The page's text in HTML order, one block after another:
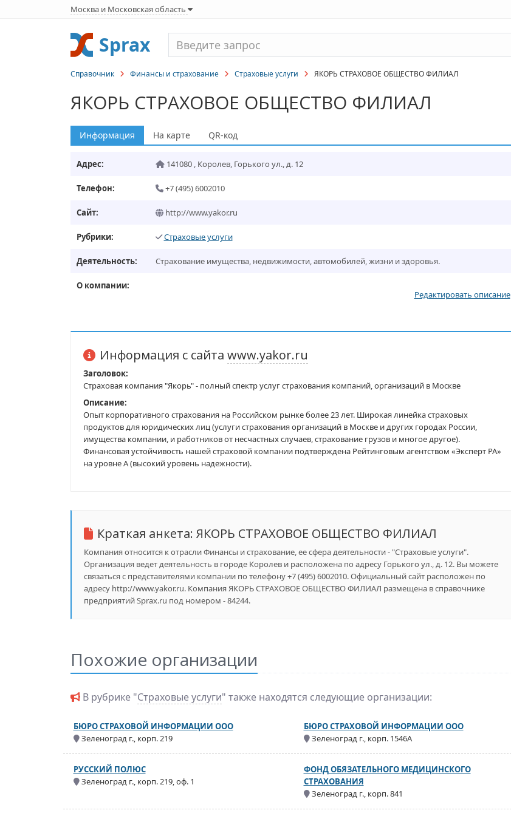
Москва и Московская область
Sprax
Справочник Финансы и страхование Страховые услуги ЯКОРЬ СТРАХОВОЕ ОБЩЕСТВО ФИЛИАЛ
ЯКОРЬ СТРАХОВОЕ ОБЩЕСТВО ФИЛИАЛ
Информация На карте QR-код
Адрес: 141080, Королев, Горького ул., д. 12
Телефон: +7 (495) 6002010
Сайт: http://www.yakor.ru
Рубрики: Страховые услуги
Деятельность: Страхование имущества, недвижимости, автомобилей, жизни и здоровья.
О компании:
Редактировать описание
Информация с сайта www.yakor.ru
Заголовок:
Страховая компания "Якорь" - полный спектр услуг страхования компаний, организаций в Москве
Описание:
Опыт корпоративного страхования на Российском рынке более 23 лет. Широкая линейка страховых
продуктов для юридических лиц (услуги страхования организаций в Москве и других городах России,
имущества компании, и работников от несчастных случаев, страхование грузов и многое другое).
Финансовая устойчивость нашей страховой компании подтверждена Рейтинговым агентством «Эксперт РА»
на уровне А (высокий уровень надежности).
Краткая анкета: ЯКОРЬ СТРАХОВОЕ ОБЩЕСТВО ФИЛИАЛ
Компания относится к отрасли Финансы и страхование, ее сфера деятельности - "Страховые услуги".
Организация ведет деятельность в городе Королев и расположена по адресу Горького ул., д. 12. Вы можете
связаться с представителями компании по телефону +7 (495) 6002010. Официальный сайт расположен по
адресу http://www.yakor.ru. Компания ЯКОРЬ СТРАХОВОЕ ОБЩЕСТВО ФИЛИАЛ размещена в справочнике
предприятий Sprax.ru под номером - 84244.
Похожие организации
В рубрике "Страховые услуги" также находятся следующие организации:
БЮРО СТРАХОВОЙ ИНФОРМАЦИИ ООО
Зеленоград г., корп. 219
БЮРО СТРАХОВОЙ ИНФОРМАЦИИ ООО
Зеленоград г., корп. 1546А
РУССКИЙ ПОЛЮС
Зеленоград г., корп. 219, оф. 1
ФОНД ОБЯЗАТЕЛЬНОГО МЕДИЦИНСКОГО
СТРАХОВАНИЯ
Зеленоград г., корп. 841